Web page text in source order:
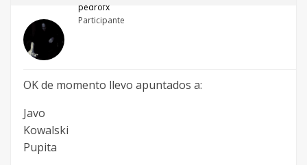
pedrofx
Participante
OK de momento llevo apuntados a:
Javo
Kowalski
Pupita